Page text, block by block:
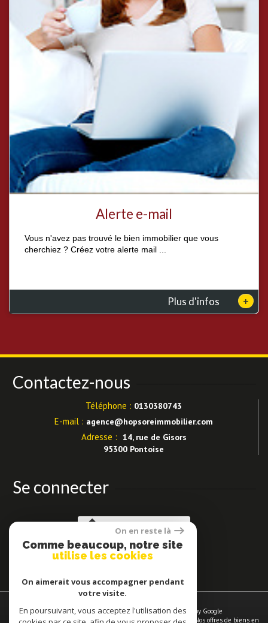
Alerte e-mail
Vous n'avez pas trouvé le bien immobilier que vous
cherchiez ? Créez votre alerte mail ...
Plus d'infos +
Contactez-nous
Téléphone : 0130380743
E-mail : agence@hopsoreimmobilier.com
Adresse : 14, rue de Gisors
95300 Pontoise
Se connecter
Espace propriétaires
© 2026 | Tous droits réservés | Traduction powered by Google
Plan du site- Mentions légales-Nos honoraires-Liens- Admin Nos offres de biens en
On en reste là
Comme beaucoup, notre site
utilise les cookies
On aimerait vous accompagner pendant
votre visite.
En poursuivant, vous acceptez l'utilisation des